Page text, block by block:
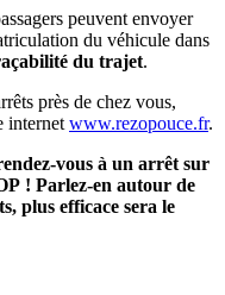
peuvent envoyer
du véhicule dans
du trajet.
près de chez vous,
internet www.rezopouce.fr.
vous à un arrêt sur
! Parlez-en autour de
plus efficace sera le